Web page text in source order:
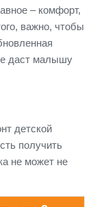
– комфорт,
важно, чтобы
даст малышу
детской
получить
не может не